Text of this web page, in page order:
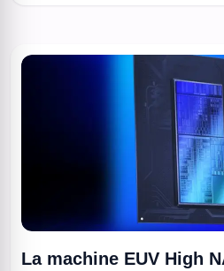
La machine EUV High